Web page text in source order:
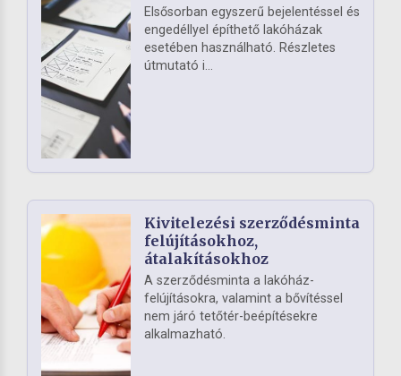
Elsősorban egyszerű bejelentéssel és
engedéllyel építhető lakóházak
esetében használható. Részletes
útmutató i...
Kivitelezési szerződésminta
felújításokhoz,
átalakításokhoz
A szerződésminta a lakóház-
felújításokra, valamint a bővítéssel
nem járó tetőtér-beépítésekre
alkalmazható.